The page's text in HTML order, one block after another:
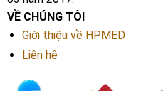
VỀ CHÚNG TÔI
Giới thiệu về HPMED
Liên hệ